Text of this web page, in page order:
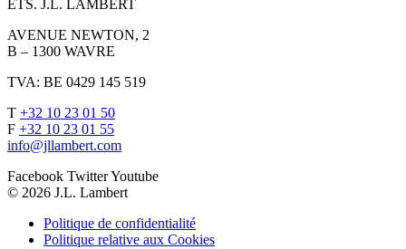
ETS. J.L. LAMBERT
AVENUE NEWTON, 2
B – 1300 WAVRE
TVA: BE 0429 145 519
T +32 10 23 01 50
F +32 10 23 01 55
info@jllambert.com
Facebook TwitterYoutube
© 2026 J.L. Lambert
Politique de confidentialité
Politique relative aux Cookies